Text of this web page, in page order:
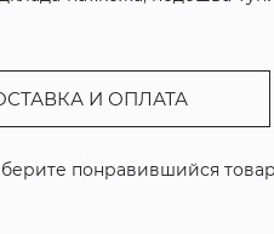
И ОПЛАТА
понравившийся